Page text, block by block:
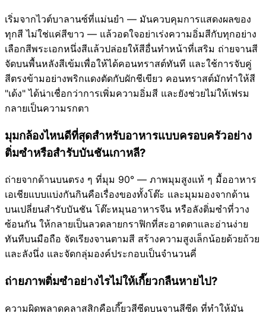
เริ่มจากไวต์บาลานซ์ที่แม่นยำ — มันควบคุมการแสดงผลของ
ทุกสี ไม่ใช่แค่สีขาว — แล้วอดใจอย่าเร่งความอิ่มสีกับทุกอย่าง
เลือกสีพระเอกหนึ่งสีแล้วปล่อยให้สีอื่นทำหน้าที่เสริม ถ่ายจานสี
จัดบนพื้นหลังสีเข้มเพื่อให้ได้คอนทราสต์ทันที และใช้การจับคู่
สีตรงข้ามอย่างพริกแดงตัดกับผักชีเขียว คอนทราสต์มักทำให้สี
"เด้ง" ได้น่าเชื่อกว่าการเพิ่มความอิ่มสี และยังช่วยไม่ให้เฟรม
กลายเป็นความรกตา
มุมกล้องไหนดีที่สุดสำหรับอาหารแบบครอบครัวอย่าง
ติ่มซำหรือสำรับบันชันเกาหลี?
ถ่ายจากด้านบนตรง ๆ ที่มุม 90° — ภาพมุมสูงแท้ ๆ มื้ออาหาร
เอเชียแบบแบ่งกันกินคือเรื่องของทั้งโต๊ะ และมุมมองจากด้าน
บนเปลี่ยนสำรับบันชัน โต๊ะหมุนอาหารจีน หรือลังติ่มซำที่วาง
ซ้อนกัน ให้กลายเป็นลวดลายกราฟิกที่สะอาดตาและอ่านง่าย
ทันทีบนมือถือ จัดเรียงจานตามสี สร้างความสูงเล็กน้อยด้วยถ้วย
และลังนึ่ง และจัดกลุ่มองค์ประกอบเป็นจำนวนคี่
ถ่ายภาพติ่มซำอย่างไรไม่ให้เกี๊ยวกลืนหายไป?
ความผิดพลาดคลาสสิกคือเกี๊ยวสีซีดบนจานสีซีด ที่ทำให้มัน